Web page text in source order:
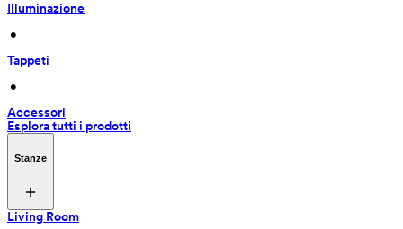
Illuminazione
•
Tappeti
•
Accessori
Esplora tutti i prodotti
Stanze
Living Room